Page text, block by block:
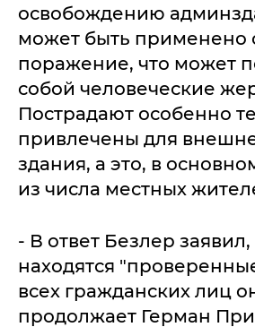
освобождению
может быть применено
поражение, что может
собой человеческие
Пострадают особенно
привлечены для
здания, а это, в
из числа местных
- В ответ Безлер
находятся
всех гражданских лиц
продолжает Герман